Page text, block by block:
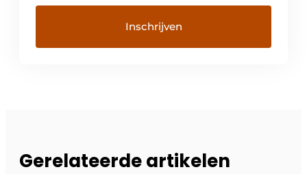
Gerelateerde artikelen